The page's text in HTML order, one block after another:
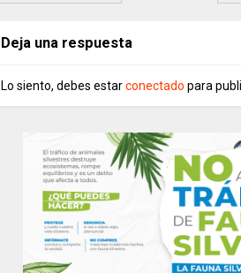
Deja una respuesta
Lo siento, debes estarconectado para